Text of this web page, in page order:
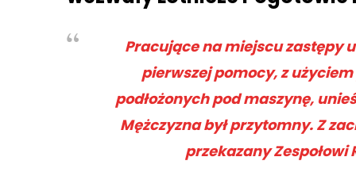
Pracujące na miejscu zastępy
pierwszej pomocy, z
podłożonych pod maszynę,
Mężczyzna był przytomny. Z
przekazany